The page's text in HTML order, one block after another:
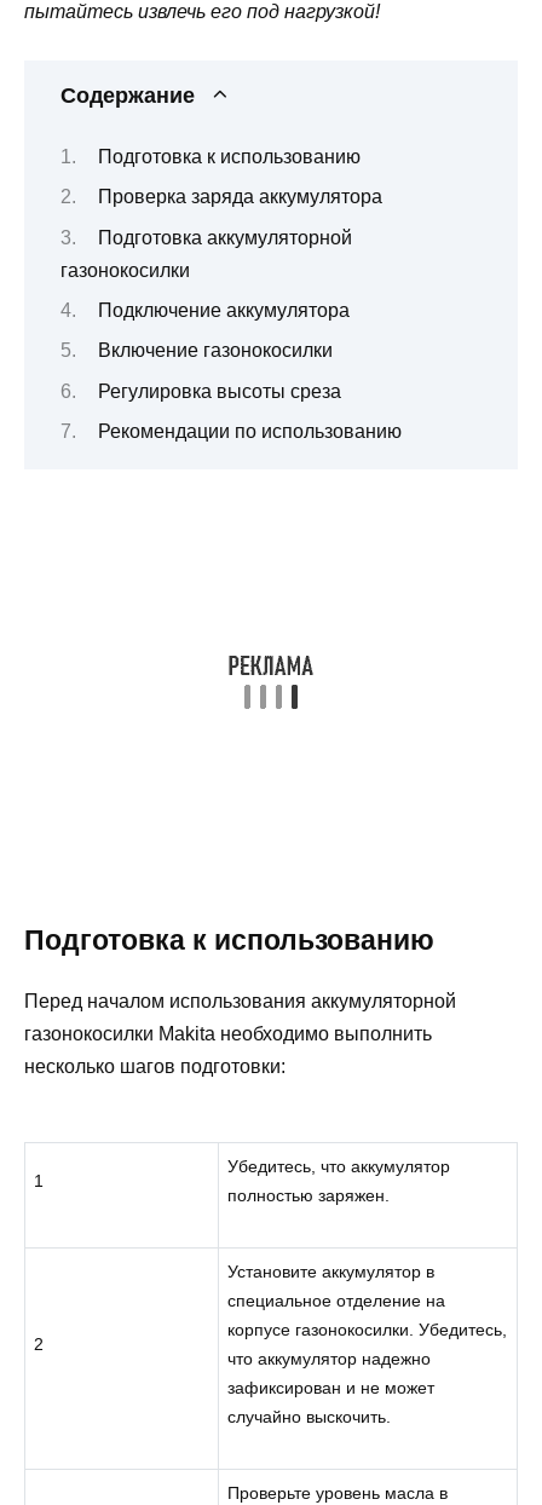
пытайтесь извлечь его под нагрузкой!
Содержание
Подготовка к использованию
Проверка заряда аккумулятора
Подготовка аккумуляторной
газонокосилки
Подключение аккумулятора
Включение газонокосилки
Регулировка высоты среза
Рекомендации по использованию
Подготовка к использованию
Перед началом использования аккумуляторной
газонокосилки Makita необходимо выполнить
несколько шагов подготовки:
1
Убедитесь, что аккумулятор
полностью заряжен.
2
Установите аккумулятор в
специальное отделение на
корпусе газонокосилки. Убедитесь,
что аккумулятор надежно
зафиксирован и не может
случайно выскочить.
Проверьте уровень масла в